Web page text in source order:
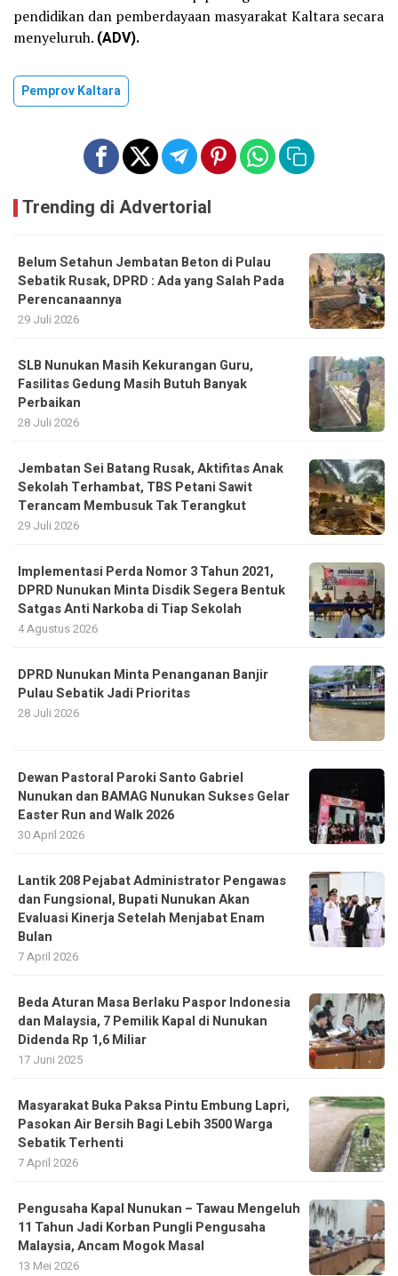
pendidikan dan pemberdayaan masyarakat Kaltara secara
menyeluruh. (ADV).
Pemprov Kaltara
Trending di Advertorial
Belum Setahun Jembatan Beton di Pulau
Sebatik Rusak, DPRD : Ada yang Salah Pada
Perencanaannya
29 Juli 2026
SLB Nunukan Masih Kekurangan Guru,
Fasilitas Gedung Masih Butuh Banyak
Perbaikan
28 Juli 2026
Jembatan Sei Batang Rusak, Aktifitas Anak
Sekolah Terhambat, TBS Petani Sawit
Terancam Membusuk Tak Terangkut
29 Juli 2026
Implementasi Perda Nomor 3 Tahun 2021,
DPRD Nunukan Minta Disdik Segera Bentuk
Satgas Anti Narkoba di Tiap Sekolah
4 Agustus 2026
DPRD Nunukan Minta Penanganan Banjir
Pulau Sebatik Jadi Prioritas
28 Juli 2026
Dewan Pastoral Paroki Santo Gabriel
Nunukan dan BAMAG Nunukan Sukses Gelar
Easter Run and Walk 2026
30 April 2026
Lantik 208 Pejabat Administrator Pengawas
dan Fungsional, Bupati Nunukan Akan
Evaluasi Kinerja Setelah Menjabat Enam
Bulan
7 April 2026
Beda Aturan Masa Berlaku Paspor Indonesia
dan Malaysia, 7 Pemilik Kapal di Nunukan
Didenda Rp 1,6 Miliar
17 Juni 2025
Masyarakat Buka Paksa Pintu Embung Lapri,
Pasokan Air Bersih Bagi Lebih 3500 Warga
Sebatik Terhenti
7 April 2026
Pengusaha Kapal Nunukan – Tawau Mengeluh
11 Tahun Jadi Korban Pungli Pengusaha
Malaysia, Ancam Mogok Masal
13 Mei 2026